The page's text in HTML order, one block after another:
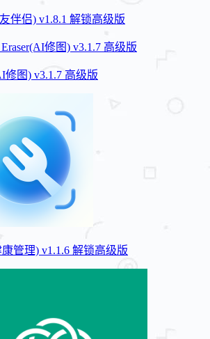
伴侣) v1.8.1 解锁高级版
修图) v3.1.7 高级版
管理) v1.1.6 解锁高级版